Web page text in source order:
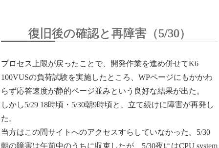
復旧後の確認と再障害（5/30）
プロセス上限が戻ったことで、開発作業を進め併せてK6
100VUSの負荷試験を実施したところ、WPページにもかかわ
らず応答速度が静的ページ並みという良好な結果が出た。
しかし5/29 18時頃・5/30朝9時頃と、立て続けに障害が再発し
た。
当方はこの間サイトへのアクセスすらしていなかった。5/30
朝の障害は午前中のうちに収束したが、5/30夜にはCPU system